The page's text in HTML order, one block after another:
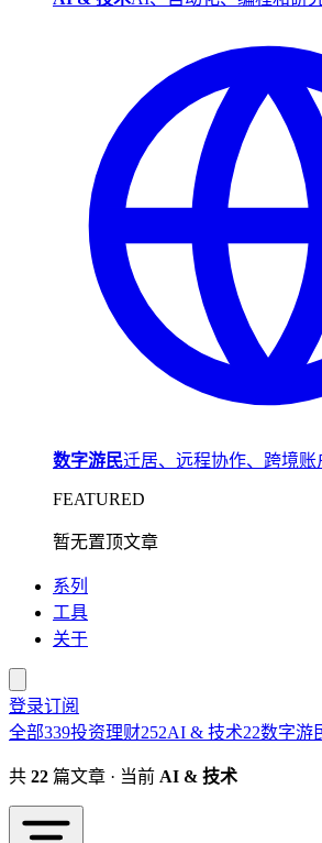
数字游民迁居、远程协作、跨境账
FEATURED
暂无置顶文章
系列
工具
关于
登录订阅
全部339投资理财252AI & 技术22数字游
共 22 篇文章 · 当前 AI & 技术